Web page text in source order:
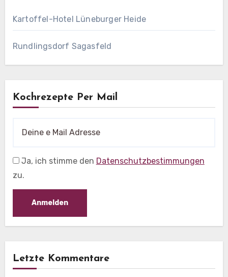
Kartoffel-Hotel Lüneburger Heide
Rundlingsdorf Sagasfeld
Kochrezepte Per Mail
Ja, ich stimme den Datenschutzbestimmungen
zu.
Letzte Kommentare